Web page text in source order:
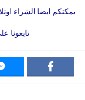
يمكنكم ايضا الشراء
تابعونا